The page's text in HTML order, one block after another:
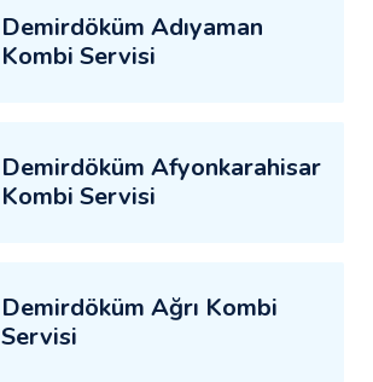
Demirdöküm Adıyaman
Kombi Servisi
Demirdöküm Afyonkarahisar
Kombi Servisi
Demirdöküm Ağrı Kombi
Servisi